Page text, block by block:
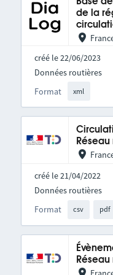
de la
créé le 22/06/2023
Format xml
Données routières
créé le 21/04/2022
Format csv pdf
Données routières